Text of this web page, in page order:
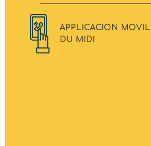
APPLICACION
DU MIDI